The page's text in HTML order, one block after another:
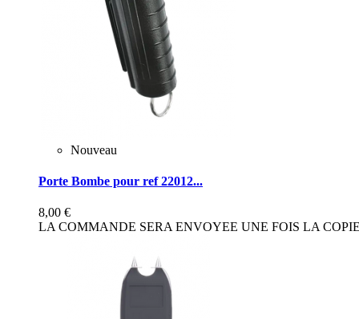
Nouveau
Porte Bombe pour ref 22012...
8,00 €
LA COMMANDE SERA ENVOYEE UNE FOIS LA